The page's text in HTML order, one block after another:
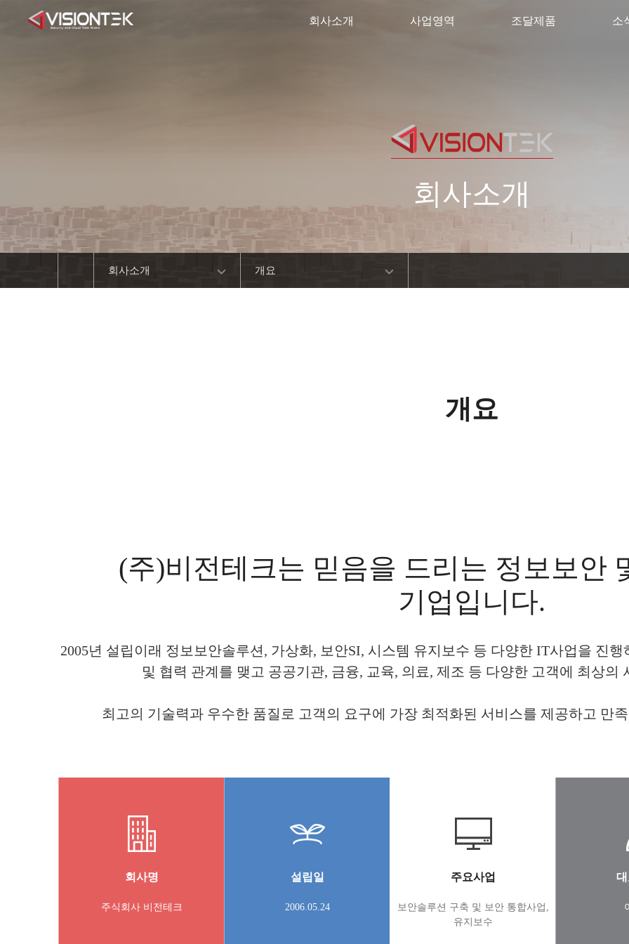
회사소개 사업영역 조달제품 소
회사소개
회사소개 개요
개요
(주)비전테크는 믿음을 드리는 정보보안
기업입니다.
2005년 설립이래 정보보안솔루션, 가상화, 보안SI, 시스템 유지보수 등 다양한 IT사업을 진
및 협력 관계를 맺고 공공기관, 금융, 교육, 의료, 제조 등 다양한 고객에 최상의
최고의 기술력과 우수한 품질로 고객의 요구에 가장 최적화된 서비스를 제공하고 만
회사명
주식회사 비전테크
설립일
2006.05.24
주요사업
보안솔루션 구축 및 보안 통합사업,
유지보수